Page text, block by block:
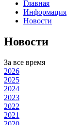
Главная
Информация
Новости
Новости
За все время
2026
2025
2024
2023
2022
2021